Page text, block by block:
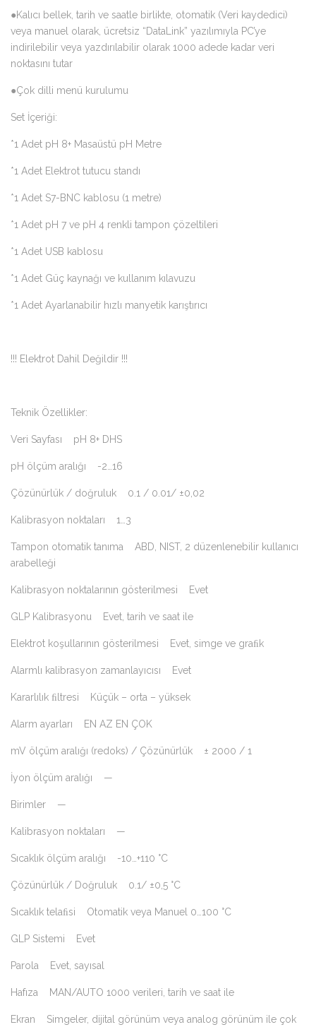
●Kalıcı bellek, tarih ve saatle birlikte, otomatik (Veri kaydedici)
veya manuel olarak, ücretsiz “DataLink” yazılımıyla PC’ye
indirilebilir veya yazdırılabilir olarak 1000 adede kadar veri
noktasını tutar
●Çok dilli menü kurulumu
Set İçeriği:
*1 Adet pH 8+ Masaüstü pH Metre
*1 Adet Elektrot tutucu standı
*1 Adet S7-BNC kablosu (1 metre)
*1 Adet pH 7 ve pH 4 renkli tampon çözeltileri
*1 Adet USB kablosu
*1 Adet Güç kaynağı ve kullanım kılavuzu
*1 Adet Ayarlanabilir hızlı manyetik karıştırıcı
!!! Elektrot Dahil Değildir !!!
Teknik Özellikler:
Veri Sayfası pH 8+ DHS
pH ölçüm aralığı -2…16
Çözünürlük / doğruluk 0.1 / 0.01/ ±0,02
Kalibrasyon noktaları 1…3
Tampon otomatik tanıma ABD, NIST, 2 düzenlenebilir kullanıcı
arabelleği
Kalibrasyon noktalarının gösterilmesi Evet
GLP Kalibrasyonu Evet, tarih ve saat ile
Elektrot koşullarının gösterilmesi Evet, simge ve graﬁk
Alarmlı kalibrasyon zamanlayıcısı Evet
Kararlılık ﬁltresi Küçük – orta – yüksek
Alarm ayarları EN AZ EN ÇOK
mV ölçüm aralığı (redoks) / Çözünürlük ± 2000 / 1
İyon ölçüm aralığı —
Birimler —
Kalibrasyon noktaları —
Sıcaklık ölçüm aralığı -10…+110 °C
Çözünürlük / Doğruluk 0.1/ ±0,5 °C
Sıcaklık telaﬁsi Otomatik veya Manuel 0…100 °C
GLP Sistemi Evet
Parola Evet, sayısal
Hafıza MAN/AUTO 1000 verileri, tarih ve saat ile
Ekran Simgeler, dijital görünüm veya analog görünüm ile çok